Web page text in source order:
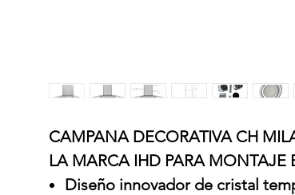
CAMPANA DECORATIVA CH
LA MARCA IHD PARA MONTAJE
Diseño innovador de cristal